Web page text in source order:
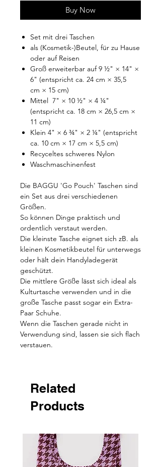
Buy Now
Set mit drei Taschen
als (Kosmetik-)Beutel, für zu Hause
oder auf Reisen
Groß erweiterbar auf 9 ½" × 14" ×
6" (entspricht ca. 24 cm × 35,5
cm × 15 cm)
Mittel 7" × 10 ½" × 4 ¼"
(entspricht ca. 18 cm × 26,5 cm ×
11 cm)
Klein 4" × 6 ¾" × 2 ¼" (entspricht
ca. 10 cm × 17 cm × 5,5 cm)
Recyceltes schweres Nylon
Waschmaschinenfest
Die BAGGU 'Go Pouch' Taschen sind
ein Set aus drei verschiedenen
Größen.
So können Dinge praktisch und
ordentlich verstaut werden.
Die kleinste Tasche eignet sich zB. als
kleinen Kosmetikbeutel für unterwegs
oder hält dein Handyladegerät
geschützt.
Die mittlere Größe lässt sich ideal als
Kulturtasche verwenden und in die
große Tasche passt sogar ein Extra-
Paar Schuhe.
Wenn die Taschen gerade nicht in
Verwendung sind, lassen sie sich flach
verstauen.
Related
Products